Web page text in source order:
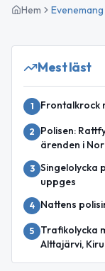
Hem Evenemang
Mest läst
1 Frontalkrock
2
Polisen:
ärenden i
3 Singelolycka
uppges
4 Nattens
5
Trafikolycka
Alttajärvi,